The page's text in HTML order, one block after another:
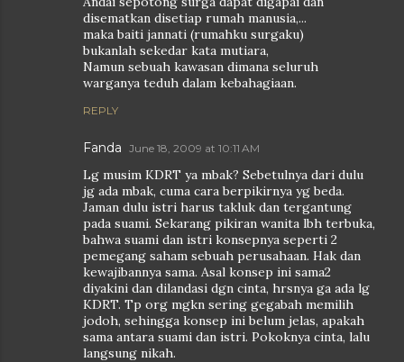
disematkan disetiap rumah manusia,...
maka baiti jannati (rumahku surgaku)
bukanlah sekedar kata mutiara,
Namun sebuah kawasan dimana seluruh
warganya teduh dalam kebahagiaan.
REPLY
Fanda June 18, 2009 at 10:11 AM
Lg musim KDRT ya mbak? Sebetulnya dari dulu
jg ada mbak, cuma cara berpikirnya yg beda.
Jaman dulu istri harus takluk dan tergantung
pada suami. Sekarang pikiran wanita lbh terbuka,
bahwa suami dan istri konsepnya seperti 2
pemegang saham sebuah perusahaan. Hak dan
kewajibannya sama. Asal konsep ini sama2
diyakini dan dilandasi dgn cinta, hrsnya ga ada lg
KDRT. Tp org mgkn sering gegabah memilih
jodoh, sehingga konsep ini belum jelas, apakah
sama antara suami dan istri. Pokoknya cinta, lalu
langsung nikah.